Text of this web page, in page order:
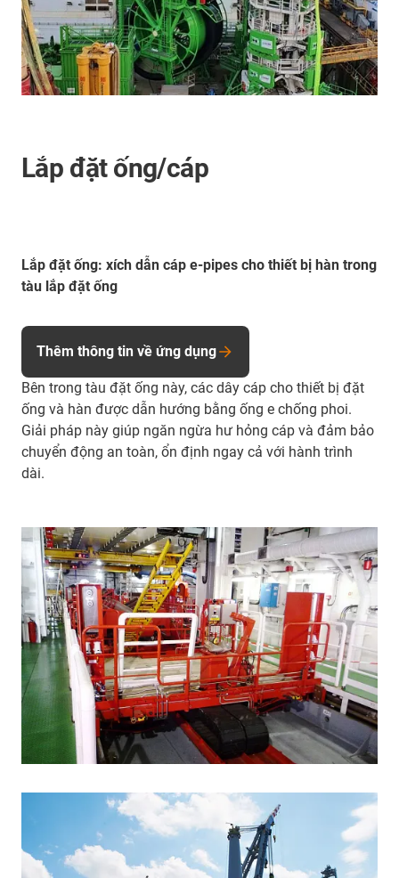
Lắp đặt ống/cáp
Lắp đặt ống: xích dẫn cáp e-pipes cho thiết bị hàn trong
tàu lắp đặt ống
Bên trong tàu đặt ống này, các dây cáp cho thiết bị đặt
ống và hàn được dẫn hướng bằng ống e chống phoi.
Giải pháp này giúp ngăn ngừa hư hỏng cáp và đảm bảo
chuyển động an toàn, ổn định ngay cả với hành trình
dài.
Thêm thông tin về ứng dụng